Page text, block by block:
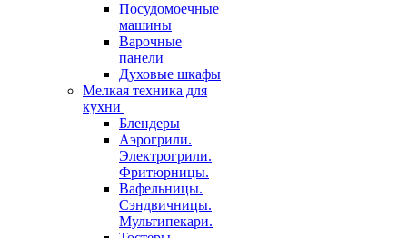
Посудомоечные
машины
Варочные
панели
Духовые шкафы
Мелкая техника для
кухни
Блендеры
Аэрогрили.
Электрогрили.
Фритюрницы.
Вафельницы.
Сэндвичницы.
Мультипекари.